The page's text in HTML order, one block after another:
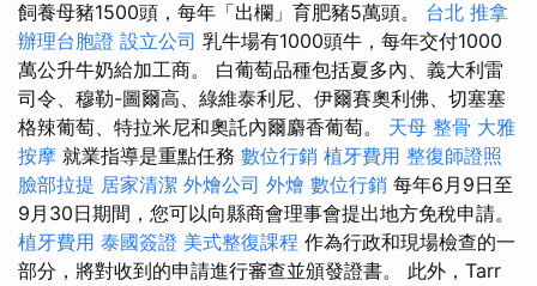
飼養母豬1500頭，每年「出欄」育肥豬5萬頭。 台北 推拿
辦理台胞證 設立公司 乳牛場有1000頭牛，每年交付1000
萬公升牛奶給加工商。 白葡萄品種包括夏多內、義大利雷
司令、穆勒-圖爾高、綠維泰利尼、伊爾賽奧利佛、切塞塞
格辣葡萄、特拉米尼和奧託內爾麝香葡萄。 天母 整骨 大雅
按摩 就業指導是重點任務 數位行銷 植牙費用 整復師證照
臉部拉提 居家清潔 外燴公司 外燴 數位行銷 每年6月9日至
9月30日期間，您可以向縣商會理事會提出地方免稅申請。
植牙費用 泰國簽證 美式整復課程 作為行政和現場檢查的一
部分，將對收到的申請進行審查並頒發證書。 此外，Tarr